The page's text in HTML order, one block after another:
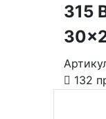
315
132